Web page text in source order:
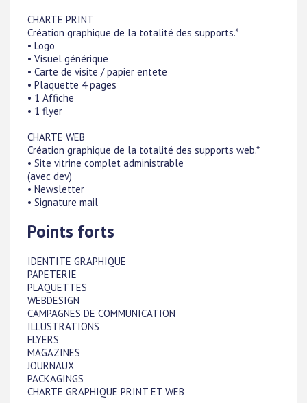
CHARTE PRINT
Création graphique de la totalité des supports.*
• Logo
• Visuel générique
• Carte de visite / papier entete
• Plaquette 4 pages
• 1 Affiche
• 1 flyer
CHARTE WEB
Création graphique de la totalité des supports web.*
• Site vitrine complet administrable
(avec dev)
• Newsletter
• Signature mail
Points forts
IDENTITE GRAPHIQUE
PAPETERIE
PLAQUETTES
WEBDESIGN
CAMPAGNES DE COMMUNICATION
ILLUSTRATIONS
FLYERS
MAGAZINES
JOURNAUX
PACKAGINGS
CHARTE GRAPHIQUE PRINT ET WEB